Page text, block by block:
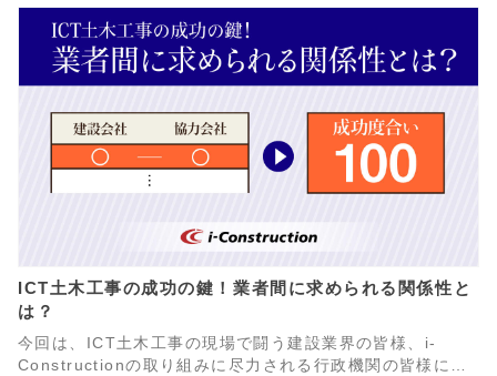
ICT土木工事の成功の鍵！業者間に求められる関係性と
は？
今回は、ICT土木工事の現場で闘う建設業界の皆様、i-
Constructionの取り組みに尽力される行政機関の皆様に、